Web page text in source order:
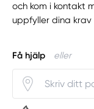
och kom i kontakt
uppfyller dina
Få hjälp eller